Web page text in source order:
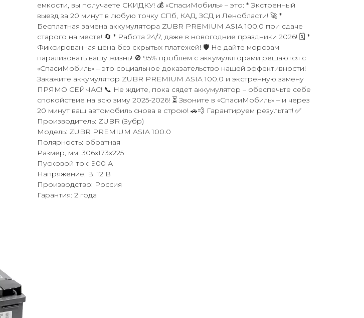
емкости, вы получаете СКИДКУ! 💰 «СпасиМобиль» – это: * Экстренный
выезд за 20 минут в любую точку СПб, КАД, ЗСД и Ленобласти! 🚀 *
Бесплатная замена аккумулятора ZUBR PREMIUM ASIA 100.0 при сдаче
старого на месте! 🔄 * Работа 24/7, даже в новогодние праздники 2026! 🗓️ *
Фиксированная цена без скрытых платежей! 🛡️ Не дайте морозам
парализовать вашу жизнь! 🚫 95% проблем с аккумуляторами решаются с
«СпасиМобиль» – это социальное доказательство нашей эффективности!
Закажите аккумулятор ZUBR PREMIUM ASIA 100.0 и экстренную замену
ПРЯМО СЕЙЧАС! 📞 Не ждите, пока сядет аккумулятор – обеспечьте себе
спокойствие на всю зиму 2025-2026! ⏳ Звоните в «СпасиМобиль» – и через
20 минут ваш автомобиль снова в строю! 🚗💨 Гарантируем результат! ✅
Производитель: ZUBR (Зубр)
Модель: ZUBR PREMIUM ASIA 100.0
Полярность: обратная
Размер, мм: 306x173x225
Пусковой ток: 900 А
Напряжение, В: 12 В
Производство: Россия
Гарантия: 2 года